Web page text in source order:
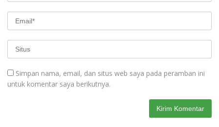
Simpan nama, email, dan situs web saya pada peramban ini
untuk komentar saya berikutnya.